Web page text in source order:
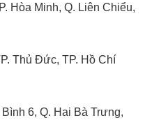
Hòa Minh, Q. Liên Chiểu,
Thủ Đức, TP. Hồ Chí
6, Q. Hai Bà Trưng,